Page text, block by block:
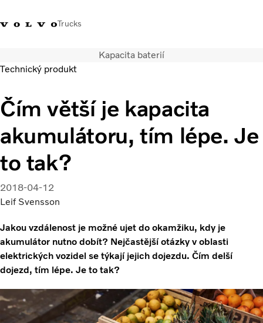
Trucks
111
Klub řidičů
Přihlášení k Volvo
Segmentace
Služby
Použitá vozidla
Servisní síť a prodej
Novinky
Kontaktujte nás
O nás
Kapacita baterií
Technický produkt
Čím větší je kapacita
akumulátoru, tím lépe. Je
to tak?
2018-04-12
Leif Svensson
Jakou vzdálenost je možné ujet do okamžiku, kdy je
akumulátor nutno dobít? Nejčastější otázky v oblasti
elektrických vozidel se týkají jejich dojezdu. Čím delší
dojezd, tím lépe. Je to tak?